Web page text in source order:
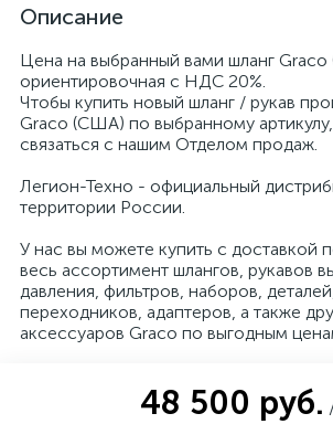
Описание
Цена на выбранный вами шланг Graco
ориентировочная с НДС 20%.
Чтобы купить новый шланг / рукав
Graco (США) по выбранному
связаться с нашим Отделом продаж.
Легион-Техно - официальный
территории России.
У нас вы можете купить с доставкой
весь ассортимент шлангов, рукавов
давления, фильтров, наборов,
переходников, адаптеров, а также
аксессуаров Graco по выгодным
48 500 руб.